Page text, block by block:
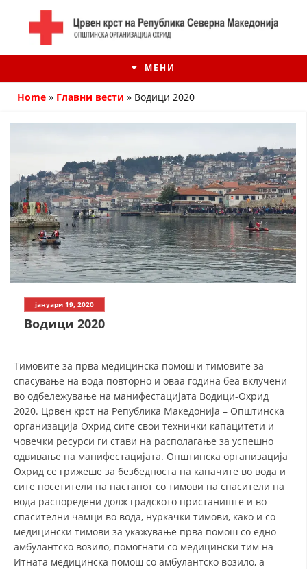
МЕНИ
ИСТОРИЈАТ НА ЦКРМ
ИСТОРИЈАТ НА ДВИЖЕЊЕТО
СТРУКТУРА НА ОРГАНИЗАЦИЈАТА
ЧЛЕНСТВО ВО ПРОФЕСИОНАЛНИ ТЕЛА
ЗАКОН ЗА ЦКРМ
СТАТУТ НА ЦКРМ
ОРГАНИЗАЦИЈА И РАЗВОЈ
Home » Главни вести » Водици 2020
јануари 19, 2020
Водици 2020
Тимовите за прва медицинска помош и тимовите за
спасување на вода повторно и оваа година беа вклучени
во одбележување на манифестацијата Водици-Охрид
2020. Црвен крст на Република Македонија – Општинска
организација Охрид сите свои технички капацитети и
човечки ресурси ги стави на располагање за успешно
одвивање на манифестацијата. Општинска организација
Охрид се грижеше за безбедноста на капачите во вода и
сите посетители на настанот со тимови на спасители на
вода распоредени долж градското пристаниште и во
спасителни чамци во вода, нуркачки тимови, како и со
медицински тимови за укажување прва помош со едно
амбулантско возило, помогнати со медицински тим на
Итната медицинска помош со амбулантско возило, а